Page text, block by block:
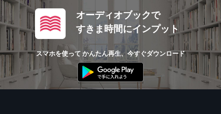
オーディオブックで
すきま時間にインプット
スマホを使って かんたん再生、今すぐダウンロード